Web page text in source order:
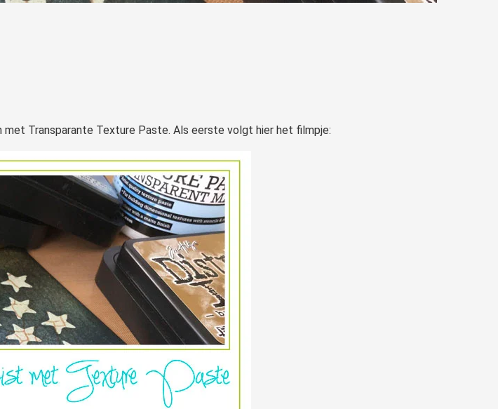
met Transparante Texture Paste. Als eerste volgt hier het filmpje: